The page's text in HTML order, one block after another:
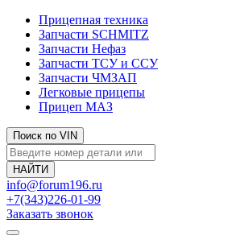
Прицепная техника
Запчасти SCHMITZ
Запчасти Нефаз
Запчасти ТСУ и ССУ
Запчасти ЧМЗАП
Легковые прицепы
Прицеп МАЗ
Поиск по VIN
info@forum196.ru
+7(343)226-01-99
Заказать звонок